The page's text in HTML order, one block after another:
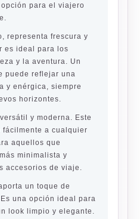
para el viajero
representa frescura y
es ideal para los
y la aventura. Un
puede reflejar una
y enérgica, siempre
horizontes.
y moderna. Este
fácilmente a cualquier
aquellos que
minimalista y
accesorios de viaje.
un toque de
una opción ideal para
look limpio y elegante.